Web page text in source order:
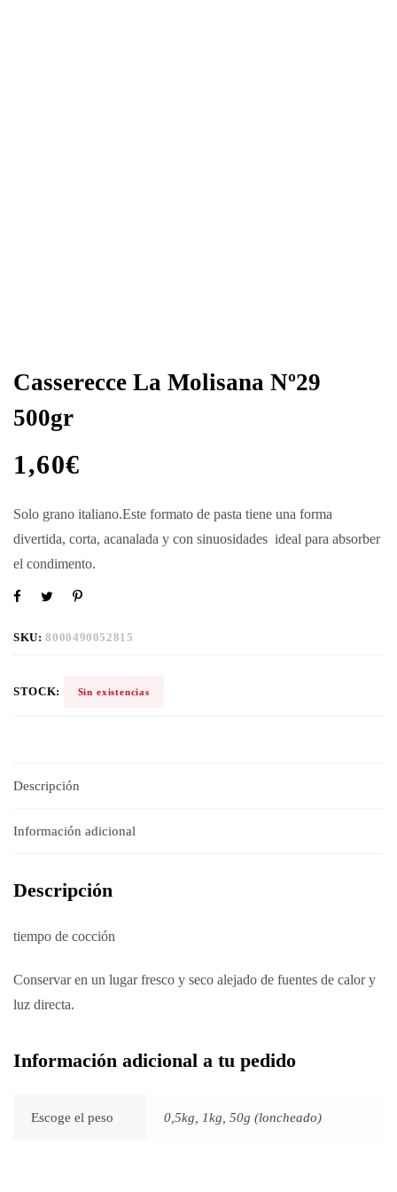
Casserecce La Molisana Nº29
500gr
1,60€
Solo grano italiano.Este formato de pasta tiene una forma
divertida, corta, acanalada y con sinuosidades ideal para absorber
el condimento.
SKU:8000490052815
STOCK: Sin existencias
Descripción
Información adicional
Descripción
tiempo de cocción
Conservar en un lugar fresco y seco alejado de fuentes de calor y
luz directa.
Información adicional a tu pedido
Escoge el peso 0,5kg, 1kg, 50g (loncheado)